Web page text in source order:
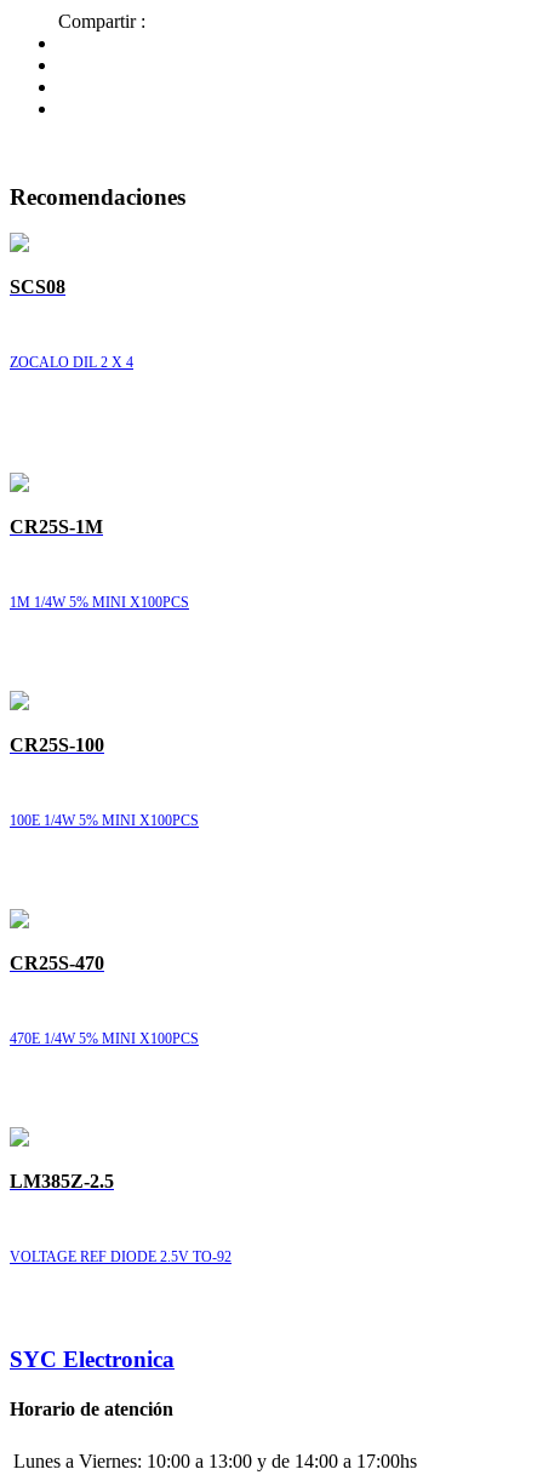
Compartir :
Recomendaciones
SCS08
ZOCALO DIL 2 X 4
CR25S-1M
1M 1/4W 5% MINI X100PCS
CR25S-100
100E 1/4W 5% MINI X100PCS
CR25S-470
470E 1/4W 5% MINI X100PCS
LM385Z-2.5
VOLTAGE REF DIODE 2.5V TO-92
SYC Electronica
Horario de atención
Lunes a Viernes: 10:00 a 13:00 y de 14:00 a 17:00hs